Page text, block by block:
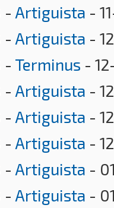
- Artiguista -
- Artiguista -
- Terminus -
- Artiguista -
- Artiguista -
- Artiguista -
- Artiguista -
- Artiguista -